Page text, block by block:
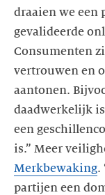
draaien we een
gevalideerde
Consumenten
vertrouwen en
aantonen.
daadwerkelijk
een
is.” Meer
Merkbewaking.
partijen een